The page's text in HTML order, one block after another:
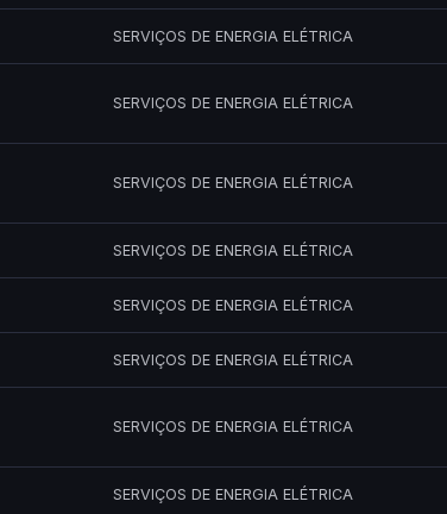
SERVIÇOS DE ENERGIA ELÉTRICA
SERVIÇOS DE ENERGIA ELÉTRICA
SERVIÇOS DE ENERGIA ELÉTRICA
SERVIÇOS DE ENERGIA ELÉTRICA
SERVIÇOS DE ENERGIA ELÉTRICA
SERVIÇOS DE ENERGIA ELÉTRICA
SERVIÇOS DE ENERGIA ELÉTRICA
SERVIÇOS DE ENERGIA ELÉTRICA